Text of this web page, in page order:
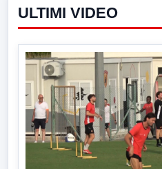
ULTIMI VIDEO